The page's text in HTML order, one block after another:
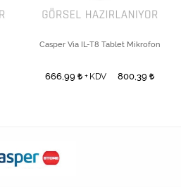
Casper Via IL-T8 Tablet Mikrofon
666,99 + KDV 800,39